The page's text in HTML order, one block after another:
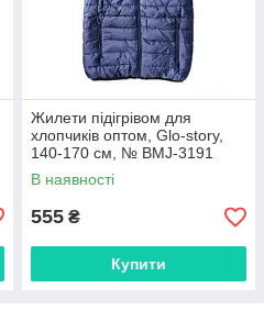
Жилети підігрівом для
хлопчиків оптом, Glo-story,
140-170 см, № BMJ-3191
В наявності
555 ₴
Купити